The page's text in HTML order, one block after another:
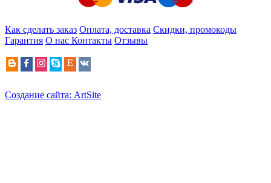
Как сделать заказ Оплата, доставка Скидки, промокоды
Гарантия О нас Контакты Отзывы
Создание сайта: ArtSite